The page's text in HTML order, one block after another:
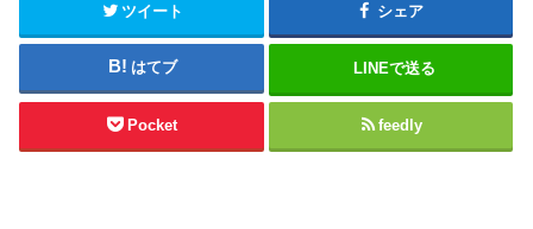
ツイート シェア
はてブ LINEで送る
Pocket feedly